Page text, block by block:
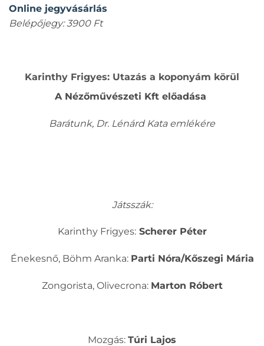
Online jegyvásárlás
Belépőjegy: 3900 Ft
Karinthy Frigyes: Utazás a koponyám körül
A Nézőművészeti Kft előadása
Barátunk, Dr. Lénárd Kata emlékére
Játsszák:
Karinthy Frigyes:Scherer Péter
Énekesnő, Böhm Aranka: Parti Nóra/Kőszegi Mária
Zongorista, Olivecrona: Marton Róbert
Mozgás: Túri Lajos